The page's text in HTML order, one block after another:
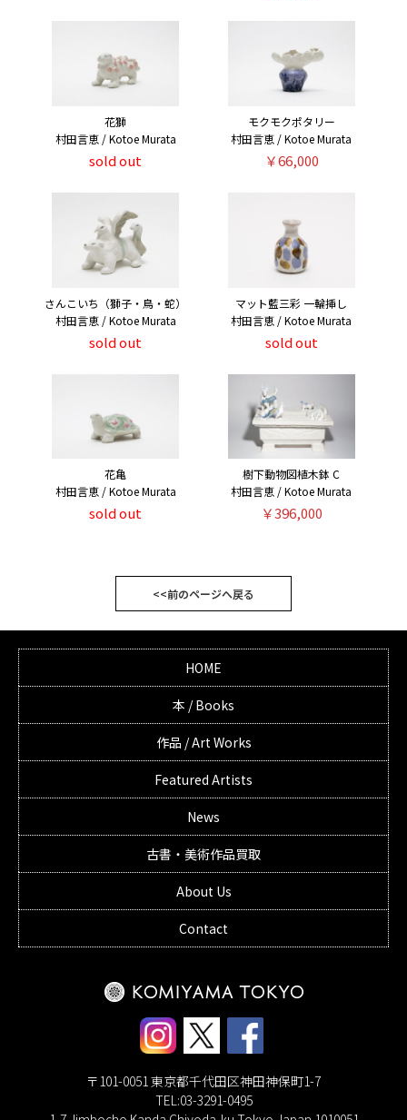
花獅
村田言恵 / Kotoe Murata
sold out
モクモクポタリー
村田言恵 / Kotoe Murata
￥66,000
さんこいち（獅子・鳥・蛇）
村田言恵 / Kotoe Murata
sold out
マット藍三彩 一輪挿し
村田言恵 / Kotoe Murata
sold out
花亀
村田言恵 / Kotoe Murata
sold out
樹下動物図植木鉢 C
村田言恵 / Kotoe Murata
￥396,000
<<前のページへ戻る
HOME
本 / Books
作品 / Art Works
Featured Artists
News
古書・美術作品買取
About Us
Contact
〒101-0051 東京都千代田区神田神保町1-7
TEL:03-3291-0495